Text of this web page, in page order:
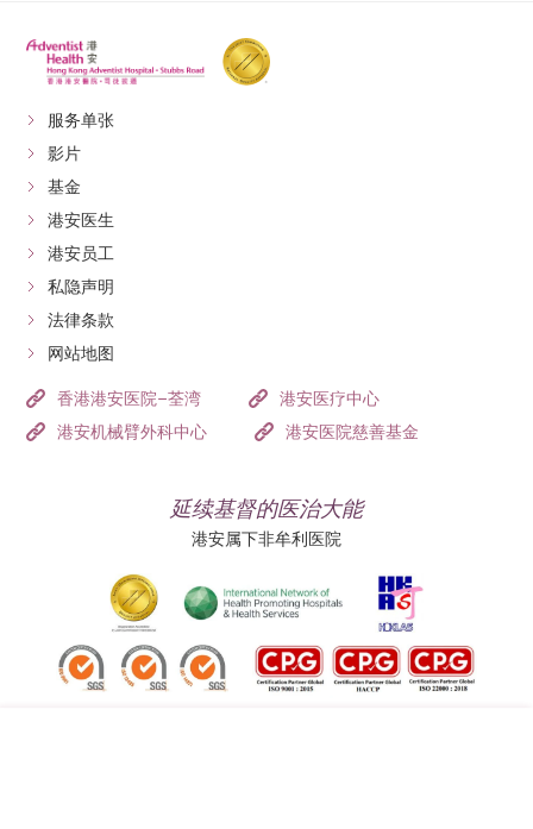
服务单张
影片
基金
港安医生
港安员工
私隐声明
法律条款
网站地图
香港港安医院–荃湾
港安医疗中心
港安机械臂外科中心
港安医院慈善基金
延续基督的医治大能
港安属下非牟利医院